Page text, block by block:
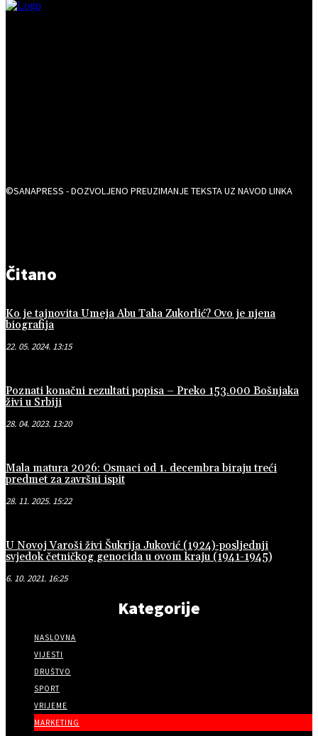
©SANAPRESS - DOZVOLJENO PREUZIMANJE TEKSTA UZ NAVOD LINKA
Čitano
Ko je tajnovita Umeja Abu Taha Zukorlić? Ovo je njena
biografija
22. 05. 2024. 13:15
Poznati konačni rezultati popisa – Preko 153.000 Bošnjaka
živi u Srbiji
28. 04. 2023. 13:20
Mala matura 2026: Osmaci od 1. decembra biraju treći
predmet za završni ispit
28. 11. 2025. 15:22
U Novoj Varoši živi Šukrija Juković (1924)-posljednji
svjedok četničkog genocida u ovom kraju (1941-1945)
6. 10. 2021. 16:25
Kategorije
NASLOVNA
VIJESTI
DRUŠTVO
SPORT
VRIJEME
MARKETING